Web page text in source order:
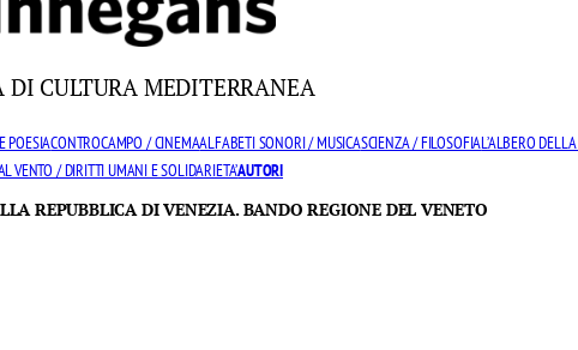
DI CULTURA MEDITERRANEA
POESIACONTROCAMPO / CINEMAALFABETI SONORI / MUSICASCIENZA / FILOSOFIAL’ALBERO
VENTO / DIRITTI UMANI E SOLIDARIETA’AUTORI
REPUBBLICA DI VENEZIA. BANDO REGIONE DEL VENETO